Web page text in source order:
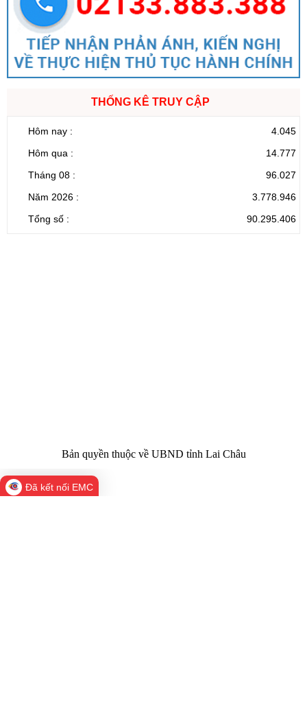
THỐNG KÊ TRUY CẬP
Hôm nay :
4.045
Hôm qua :
14.777
Tháng 08 :
96.027
Năm 2026 :
3.778.946
Tổng số :
90.295.406
Bản quyền thuộc về UBND tỉnh Lai Châu
Đã kết nối EMC